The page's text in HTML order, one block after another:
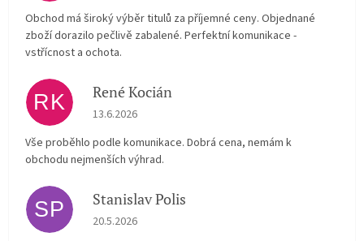
Obchod má široký výběr titulů za příjemné ceny. Objednané
zboží dorazilo pečlivě zabalené. Perfektní komunikace -
vstřícnost a ochota.
RK René Kocián
Hodnocení obchodu je 5 z 5 hvězdiček.
13.6.2026
Vše proběhlo podle komunikace. Dobrá cena, nemám k
obchodu nejmenších výhrad.
SP Stanislav Polis
Hodnocení obchodu je 2 z 5 hvězdiček.
20.5.2026